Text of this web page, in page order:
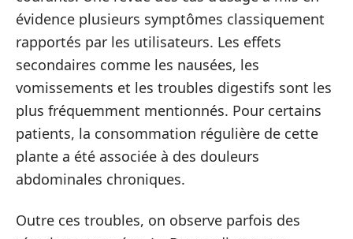
évidence plusieurs symptômes classiquement
rapportés par les utilisateurs. Les effets
secondaires comme les nausées, les
vomissements et les troubles digestifs sont les
plus fréquemment mentionnés. Pour certains
patients, la consommation régulière de cette
plante a été associée à des douleurs
abdominales chroniques.
Outre ces troubles, on observe parfois des